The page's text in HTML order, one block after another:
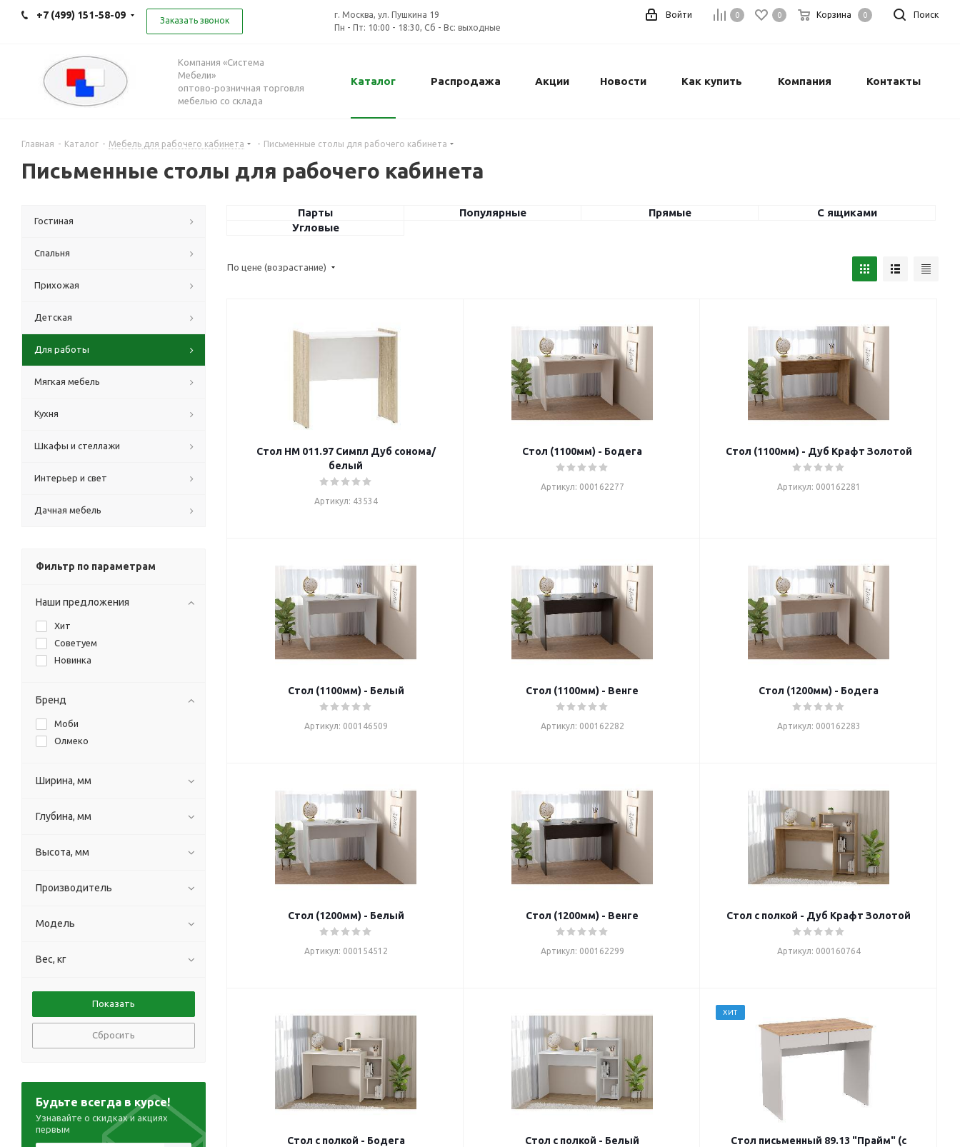
+7 (499) 151-58-09 Заказать звонок
г. Москва, ул. Пушкина 19
Пн - Пт: 10:00 - 18:30, Сб - Вс: выходные
Поиск
0 0 Корзина 0
Войти
Компания «Система
Мебели»
оптово-розничная торговля
мебелью со склада
Каталог Распродажа Акции Новости Как купить Компания Контакты
Главная - Каталог - Мебель для рабочего кабинета - Письменные столы для рабочего кабинета
Письменные столы для рабочего кабинета
Парты Популярные Прямые
С ящиками
Угловые
По цене (возрастание)
Стол НМ 011.97 Симпл Дуб сонома/
белый
Артикул: 43534
Стол (1100мм) - Бодега
Артикул: 000162277
Стол (1100мм) - Дуб Крафт Золотой
Артикул: 000162281
Стол (1100мм) - Белый
Артикул: 000146509
Стол (1100мм) - Венге
Артикул: 000162282
Стол (1200мм) - Бодега
Артикул: 000162283
Стол (1200мм) - Белый
Артикул: 000154512
Стол (1200мм) - Венге
Артикул: 000162299
Стол с полкой - Дуб Крафт Золотой
Артикул: 000160764
Стол с полкой - Бодега Стол с полкой - Белый
ХИТ
Стол письменный 89.13 "Прайм" (с
Гостиная
Спальня
Прихожая
Детская
Для работы
Мягкая мебель
Кухня
Шкафы и стеллажи
Интерьер и свет
Дачная мебель
Фильтр по параметрам
Наши предложения
Хит
Советуем
Новинка
Бренд
Моби
Олмеко
Ширина, мм
Глубина, мм
Высота, мм
Производитель
Модель
Вес, кг
Сбросить
Будьте всегда в курсе!
Узнавайте о скидках и акциях
первым